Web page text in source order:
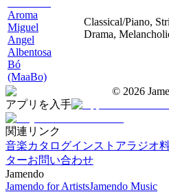
Aroma
Miguel
Angel
Albentosa
Bó
(MaaBo)
Classical/Piano,
Drama,
© 2026
アプリを入手
関連リンク
音楽カタログインストアラジオ
ターお問い合わせ
Jamendo
Jamendo for ArtistsJamendo Music